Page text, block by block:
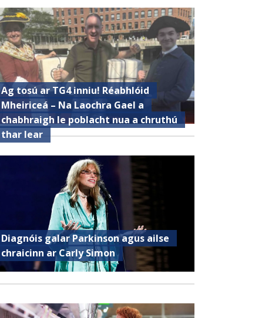
Ag tosú ar TG4 inniu! Réabhlóid
Mheiriceá – Na Laochra Gael a
chabhraigh le poblacht nua a chruthú
thar lear
Diagnóis galar Parkinson agus ailse
chraicinn ar Carly Simon